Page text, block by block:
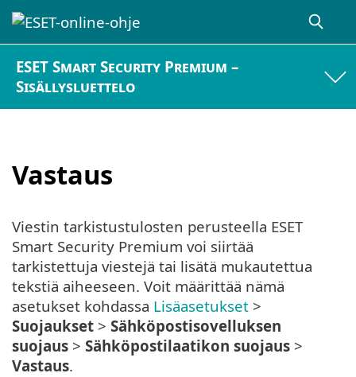
ESET Smart Security Premium –
Sisällysluettelo
Vastaus
Viestin tarkistustulosten perusteella ESET
Smart Security Premium voi siirtää
tarkistettuja viestejä tai lisätä mukautettua
tekstiä aiheeseen. Voit määrittää nämä
asetukset kohdassa Lisäasetukset >
Suojaukset > Sähköpostisovelluksen
suojaus > Sähköpostilaatikon suojaus >
Vastaus.